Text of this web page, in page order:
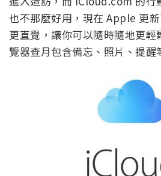
也不那麼好用，現在 Apple 更
更直覺，讓你可以隨時隨地更輕
覽器查月包含備忘、照片、提醒